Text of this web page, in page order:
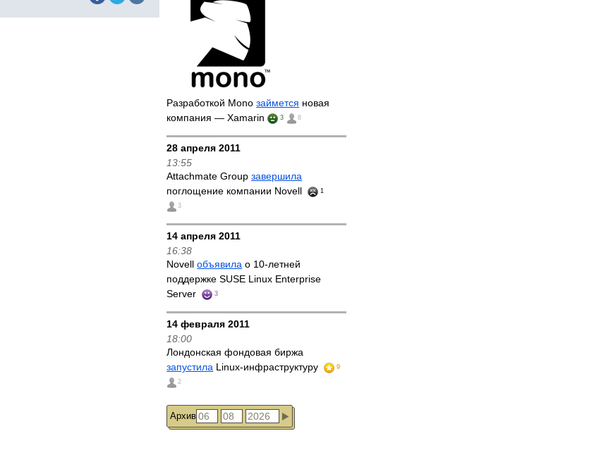
Разработкой Monoзаймется новая
компания — Xamarin
3 8
28 апреля 2011
13:55
Attachmate Groupзавершила
поглощение компании Novell
1
3
14 апреля 2011
16:38
Novellобъявила о 10-летней
поддержке SUSE Linux Enterprise
Server
3
14 февраля 2011
18:00
Лондонская фондовая биржа
запустила Linux-инфраструктуру 9
2
Архив